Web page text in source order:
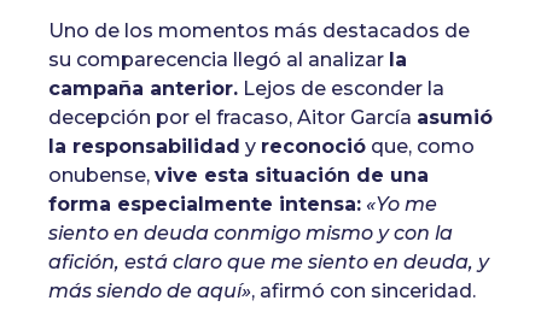
Uno de los momentos más destacados de
su comparecencia llegó al analizar la
campaña anterior. Lejos de esconder la
decepción por el fracaso, Aitor García asumió
la responsabilidad y reconoció que, como
onubense, vive esta situación de una
forma especialmente intensa: «Yo me
siento en deuda conmigo mismo y con la
afición, está claro que me siento en deuda, y
más siendo de aquí», afirmó con sinceridad.